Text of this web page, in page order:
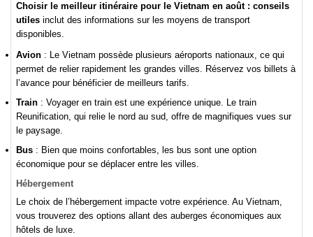
Choisir le meilleur itinéraire pour le Vietnam en août : conseils
utiles inclut des informations sur les moyens de transport
disponibles.
Avion : Le Vietnam possède plusieurs aéroports nationaux, ce qui
permet de relier rapidement les grandes villes. Réservez vos billets à
l’avance pour bénéficier de meilleurs tarifs.
Train : Voyager en train est une expérience unique. Le train
Reunification, qui relie le nord au sud, offre de magnifiques vues sur
le paysage.
Bus : Bien que moins confortables, les bus sont une option
économique pour se déplacer entre les villes.
Hébergement
Le choix de l’hébergement impacte votre expérience. Au Vietnam,
vous trouverez des options allant des auberges économiques aux
hôtels de luxe.